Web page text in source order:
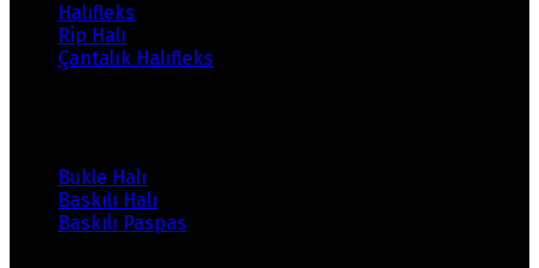
Halıfleks
Rip Halı
Çantalık Halıfleks
Bukle Halı
Baskılı Halı
Baskılı Paspas